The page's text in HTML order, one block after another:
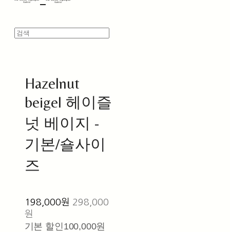
Hazelnut
beigel 헤이즐
넛 베이지 -
기본/숄사이
즈
198,000원 298,000
원
기본 할인 100,000원